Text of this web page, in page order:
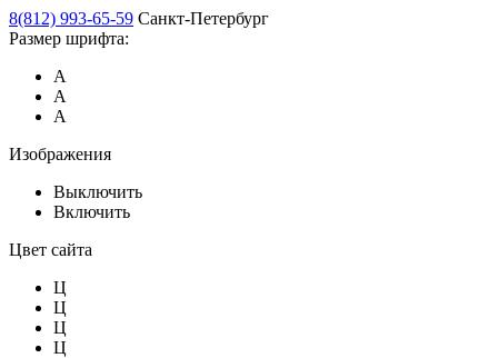
8(812) 993-65-59 Санкт-Петербург
Размер шрифта:
А
А
А
Изображения
Выключить
Включить
Цвет сайта
Ц
Ц
Ц
Ц